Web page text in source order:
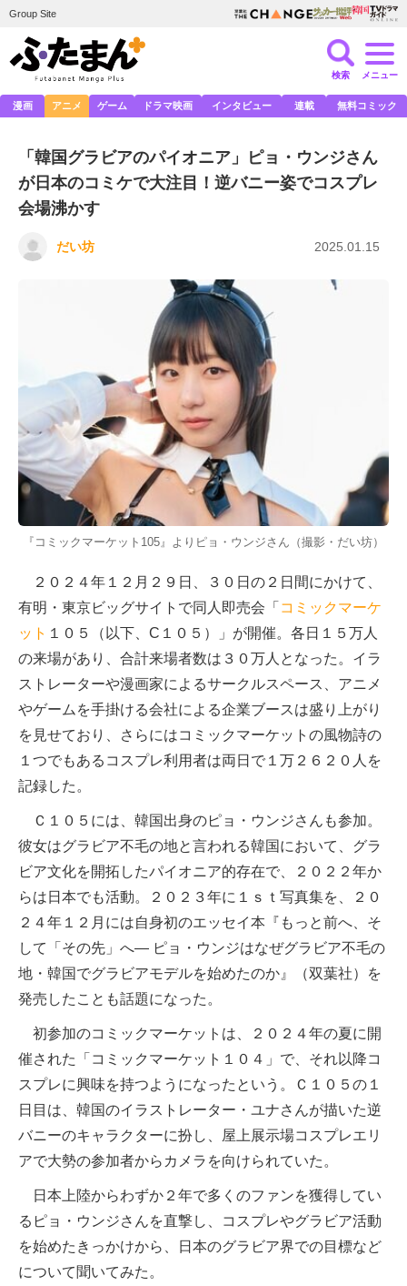
Group Site
検索 メニュー
漫画 アニメ ゲーム ドラマ映画 インタビュー 連載 無料コミック
「韓国グラビアのパイオニア」ピョ・ウンジさん
が日本のコミケで大注目！逆バニー姿でコスプレ
会場沸かす
だい坊 2025.01.15
『コミックマーケット105』よりピョ・ウンジさん（撮影・だい坊）
２０２４年１２月２９日、３０日の２日間にかけて、
有明・東京ビッグサイトで同人即売会「 コミックマーケ
ット １０５（以下、C１０５）」が開催。各日１５万人
の来場があり、合計来場者数は３０万人となった。イラ
ストレーターや漫画家によるサークルスペース、アニメ
やゲームを手掛ける会社による企業ブースは盛り上がり
を見せており、さらにはコミックマーケットの風物詩の
１つでもあるコスプレ利用者は両日で１万２６２０人を
記録した。
Ｃ１０５には、韓国出身のピョ・ウンジさんも参加。
彼女はグラビア不毛の地と言われる韓国において、グラ
ビア文化を開拓したパイオニア的存在で、２０２２年か
らは日本でも活動。２０２３年に１ｓｔ写真集を、２０
２４年１２月には自身初のエッセイ本『もっと前へ、そ
して「その先」へ― ピョ・ウンジはなぜグラビア不毛の
地・韓国でグラビアモデルを始めたのか』（双葉社）を
発売したことも話題になった。
初参加のコミックマーケットは、２０２４年の夏に開
催された「コミックマーケット１０４」で、それ以降コ
スプレに興味を持つようになったという。Ｃ１０５の１
日目は、韓国のイラストレーター・ユナさんが描いた逆
バニーのキャラクターに扮し、屋上展示場コスプレエリ
アで大勢の参加者からカメラを向けられていた。
日本上陸からわずか２年で多くのファンを獲得してい
るピョ・ウンジさんを直撃し、コスプレやグラビア活動
を始めたきっかけから、日本のグラビア界での目標など
について聞いてみた。